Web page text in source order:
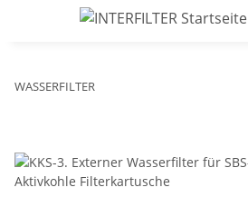
WASSERFILTER